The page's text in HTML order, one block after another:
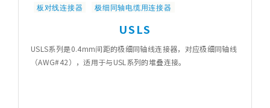
板对线连接器 极细同轴电缆用连接器
USLS
USLS系列是0.4mm间距的极细同轴线连接器，对应极细同轴线
（AWG#42），适用于与USL系列的堆叠连接。